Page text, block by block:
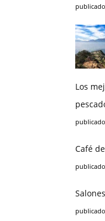
Los
Café